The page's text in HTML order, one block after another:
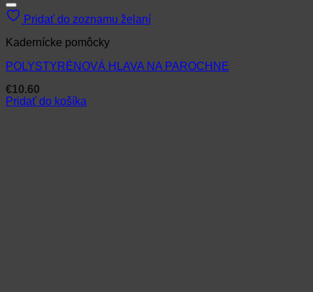
Pridať do zoznamu želaní
Kadernícke pomôcky
POLYSTYRÉNOVÁ HLAVA NA PAROCHNE
€10.60
Pridať do košíka